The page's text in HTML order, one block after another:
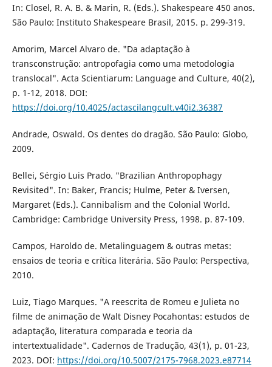
In: Closel, R. A. B. & Marin, R. (Eds.). Shakespeare 450 anos.
São Paulo: Instituto Shakespeare Brasil, 2015. p. 299-319.
Amorim, Marcel Alvaro de. "Da adaptação à
transconstrução: antropofagia como uma metodologia
translocal". Acta Scientiarum: Language and Culture, 40(2),
p. 1-12, 2018. DOI:
https://doi.org/10.4025/actascilangcult.v40i2.36387
Andrade, Oswald. Os dentes do dragão. São Paulo: Globo,
2009.
Bellei, Sérgio Luis Prado. "Brazilian Anthropophagy
Revisited". In: Baker, Francis; Hulme, Peter & Iversen,
Margaret (Eds.). Cannibalism and the Colonial World.
Cambridge: Cambridge University Press, 1998. p. 87-109.
Campos, Haroldo de. Metalinguagem & outras metas:
ensaios de teoria e crítica literária. São Paulo: Perspectiva,
2010.
Luiz, Tiago Marques. "A reescrita de Romeu e Julieta no
filme de animação de Walt Disney Pocahontas: estudos de
adaptação, literatura comparada e teoria da
intertextualidade". Cadernos de Tradução, 43(1), p. 01-23,
2023. DOI: https://doi.org/10.5007/2175-7968.2023.e87714